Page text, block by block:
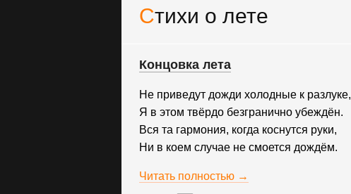
Стихи о лете
Концовка лета
Не приведут дожди холодные к разлуке,
Я в этом твёрдо безгранично убеждён.
Вся та гармония, когда коснутся руки,
Ни в коем случае не смоется дождём.
Читать полностью →